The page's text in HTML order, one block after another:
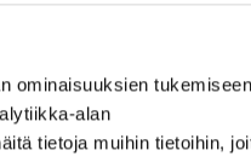
ominaisuuksien tukemiseen
alan
tietoja muihin tietoihin,